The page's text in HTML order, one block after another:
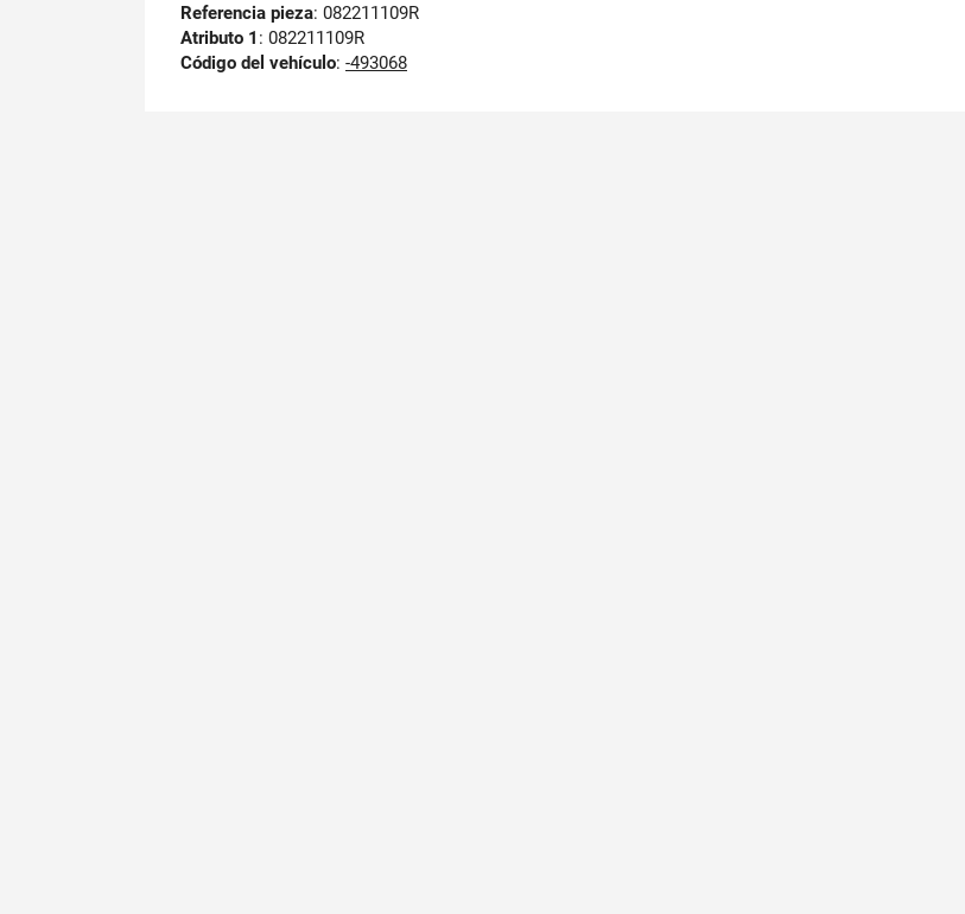
Referencia pieza: 082211109R
Atributo 1 : 082211109R
Código del vehículo: -493068